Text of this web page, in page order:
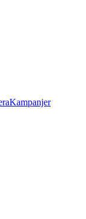
Kampanjer